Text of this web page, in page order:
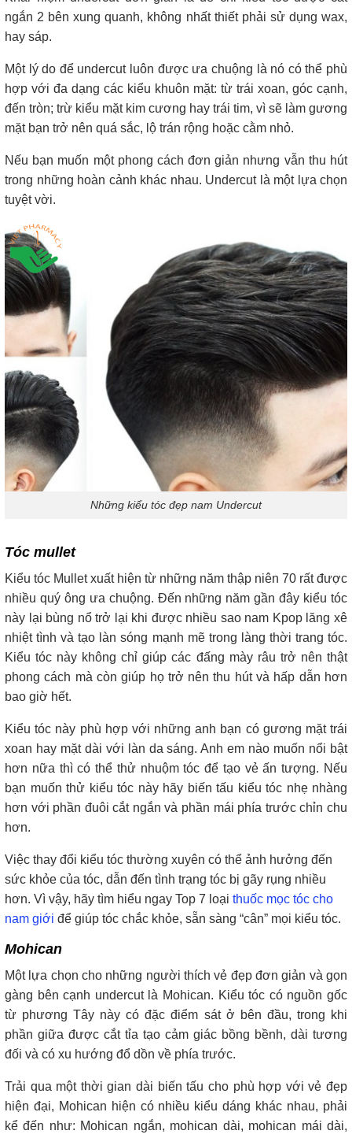
ngắn 2 bên xung quanh, không nhất thiết phải sử dụng wax,
hay sáp.
Một lý do để undercut luôn được ưa chuộng là nó có thể phù
hợp với đa dạng các kiểu khuôn mặt: từ trái xoan, góc cạnh,
đến tròn; trừ kiểu mặt kim cương hay trái tim, vì sẽ làm gương
mặt bạn trở nên quá sắc, lộ trán rộng hoặc cằm nhỏ.
Nếu bạn muốn một phong cách đơn giản nhưng vẫn thu hút
trong những hoàn cảnh khác nhau. Undercut là một lựa chọn
tuyệt vời.
Những kiểu tóc đẹp nam Undercut
Tóc mullet
Kiểu tóc Mullet xuất hiện từ những năm thập niên 70 rất được
nhiều quý ông ưa chuộng. Đến những năm gần đây kiểu tóc
này lại bùng nổ trở lại khi được nhiều sao nam Kpop lăng xê
nhiệt tình và tạo làn sóng mạnh mẽ trong làng thời trang tóc.
Kiểu tóc này không chỉ giúp các đấng mày râu trở nên thật
phong cách mà còn giúp họ trở nên thu hút và hấp dẫn hơn
bao giờ hết.
Kiểu tóc này phù hợp với những anh bạn có gương mặt trái
xoan hay mặt dài với làn da sáng. Anh em nào muốn nổi bật
hơn nữa thì có thể thử nhuộm tóc để tạo vẻ ấn tượng. Nếu
bạn muốn thử kiểu tóc này hãy biến tấu kiểu tóc nhẹ nhàng
hơn với phần đuôi cắt ngắn và phần mái phía trước chỉn chu
hơn.
Việc thay đổi kiểu tóc thường xuyên có thể ảnh hưởng đến
sức khỏe của tóc, dẫn đến tình trạng tóc bị gãy rụng nhiều
hơn. Vì vậy, hãy tìm hiểu ngay Top 7 loại thuốc mọc tóc cho
nam giới để giúp tóc chắc khỏe, sẵn sàng “cân” mọi kiểu tóc.
Mohican
Một lựa chọn cho những người thích vẻ đẹp đơn giản và gọn
gàng bên cạnh undercut là Mohican. Kiểu tóc có nguồn gốc
từ phương Tây này có đặc điểm sát ở bên đầu, trong khi
phần giữa được cắt tỉa tạo cảm giác bồng bềnh, dài tương
đối và có xu hướng đổ dồn về phía trước.
Trải qua một thời gian dài biến tấu cho phù hợp với vẻ đẹp
hiện đại, Mohican hiện có nhiều kiểu dáng khác nhau, phải
kể đến như: Mohican ngắn, mohican dài, mohican mái dài,